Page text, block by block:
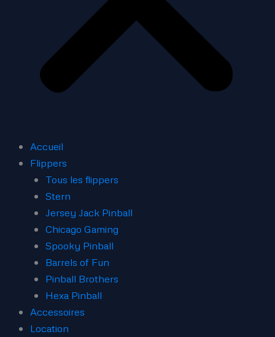
Accueil
Flippers
Tous les flippers
Stern
Jersey Jack Pinball
Chicago Gaming
Spooky Pinball
Barrels of Fun
Pinball Brothers
Hexa Pinball
Accessoires
Location